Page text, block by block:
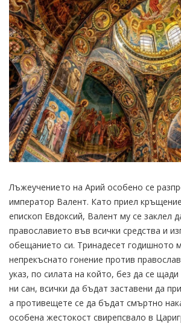
Лъжеучението на Арий особено се
император Валент. Като приел
епископ Евдоксий, Валент му се заклел
православието във всички средства и
обещанието си. Тринадесет годишното
непрекъснато гонение против
указ, по силата на който, без да се
ни сан, всички да бъдат заставени да
а противещете се да бъдат смъртно
особена жестокост свирепсвало в